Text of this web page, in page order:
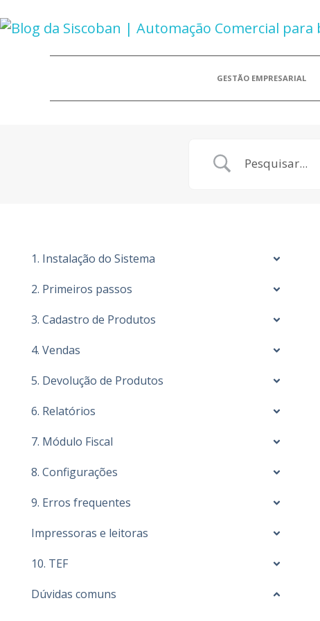
GESTÃO EMPRESARIAL
1. Instalação do Sistema
2. Primeiros passos
3. Cadastro de Produtos
4. Vendas
5. Devolução de Produtos
6. Relatórios
7. Módulo Fiscal
8. Configurações
9. Erros frequentes
Impressoras e leitoras
10. TEF
Dúvidas comuns